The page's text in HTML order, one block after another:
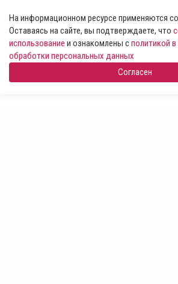
На информационном ресурсе применяются
Оставаясь на сайте, вы подтверждаете, что
использование и ознакомлены сполитикой
обработки персональных данных
Согласен